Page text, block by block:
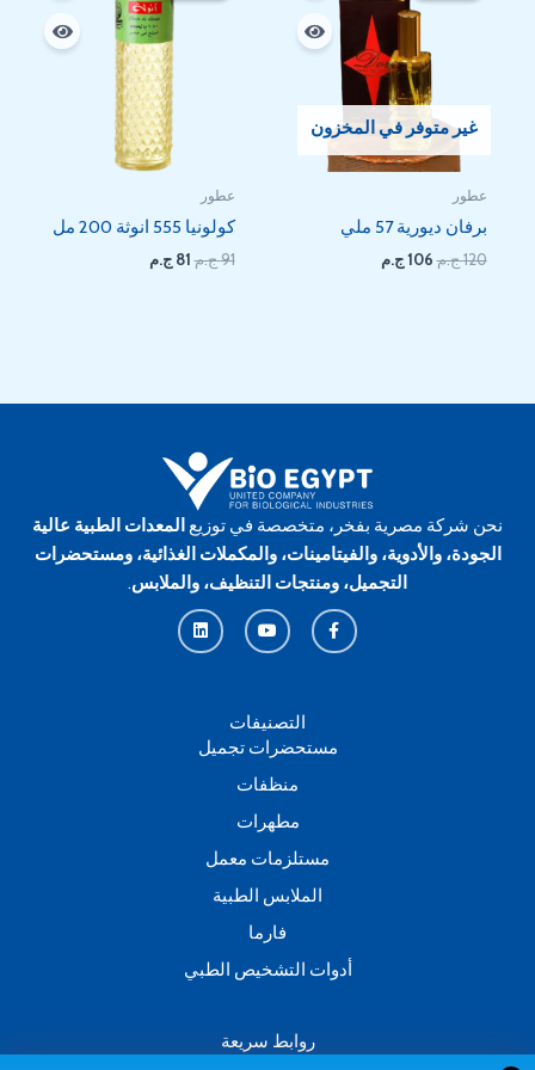
غير متوفر في المخزون
عطور
برفان ديورية 57 ملي
120ج.م
120 EGP.
106 ج.م
106 EGP.
عطور
كولونيا 555 انوثة 200 مل
91ج.م 81 ج.م
81 EGP.
نحن شركة مصرية بفخر، متخصصة في توزيع المعدات الطبية عالية
الجودة، والأدوية، والفيتامينات، والمكملات الغذائية، ومستحضرات
التجميل، ومنتجات التنظيف، والملابس.
a
c
e
f
o
u
t
i
n
k
التصنيفات
مستحضرات تجميل
منظفات
مطهرات
مستلزمات معمل
الملابس الطبية
فارما
أدوات التشخيص الطبي
روابط سريعة